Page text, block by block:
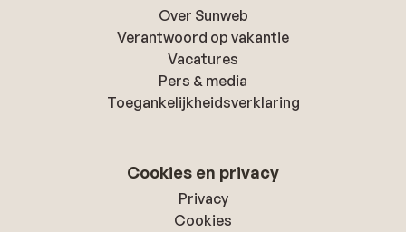
Over Sunweb
Verantwoord op vakantie
Vacatures
Pers & media
Toegankelijkheidsverklaring
Cookies en privacy
Privacy
Cookies